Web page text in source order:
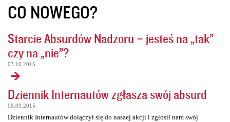
CO NOWEGO?
Starcie Absurdów Nadzoru – jesteś na „tak”
czy na „nie”?
03.10.2015
Dziennik Internautów zgłasza swój absurd
08.09.2015
Dziennik Internautów dołączył się do naszej akcji i zgłosił nam swój